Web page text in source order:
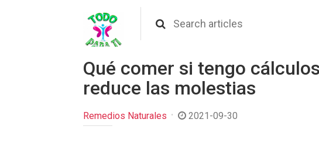
Qué comer si tengo
reduce las molestias
Remedios Naturales 2021-09-30